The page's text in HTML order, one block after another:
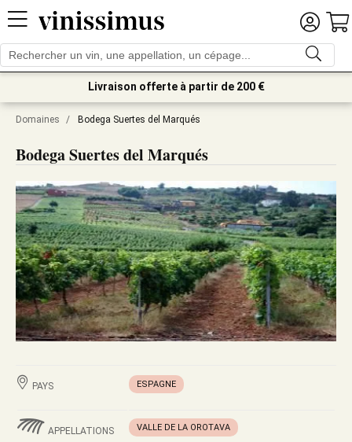
Livraison offerte à partir de 200 €
Domaines / Bodega Suertes del Marqués
Bodega Suertes del Marqués
PAYS ESPAGNE
APPELLATIONS VALLE DE LA OROTAVA